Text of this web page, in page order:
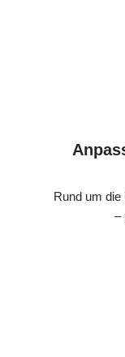
Rund um die
–